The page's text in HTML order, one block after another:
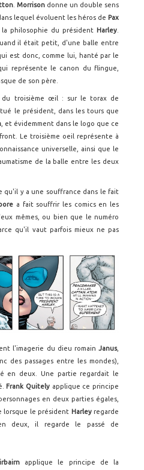
Morrison donne un double sens
lequel évoluent les héros de Pax
philosophie du président Harley
il était petit, d'une balle entre
est donc, comme lui, hanté par le
représente le canon du flingue,
de son père.
du troisième œil : sur le torax de
le président, dans les tours que
, et évidemment dans le logo que ce
Le troisième oeil représente à
universelle, ainsi que le
de la balle entre les deux
qu'il y a une souffrance dans le fait
a fait souffrir les comics en les
mêmes, ou bien que le numéro
qu'il vaut parfois mieux ne pas
l'imagerie du dieu romain Janus,
des passages entre les mondes),
en deux. Une partie regardait le
Frank Quitely applique ce principe
en deux parties égales,
lorsque le président Harleyregarde
deux, il regarde le passé de
applique le principe de la